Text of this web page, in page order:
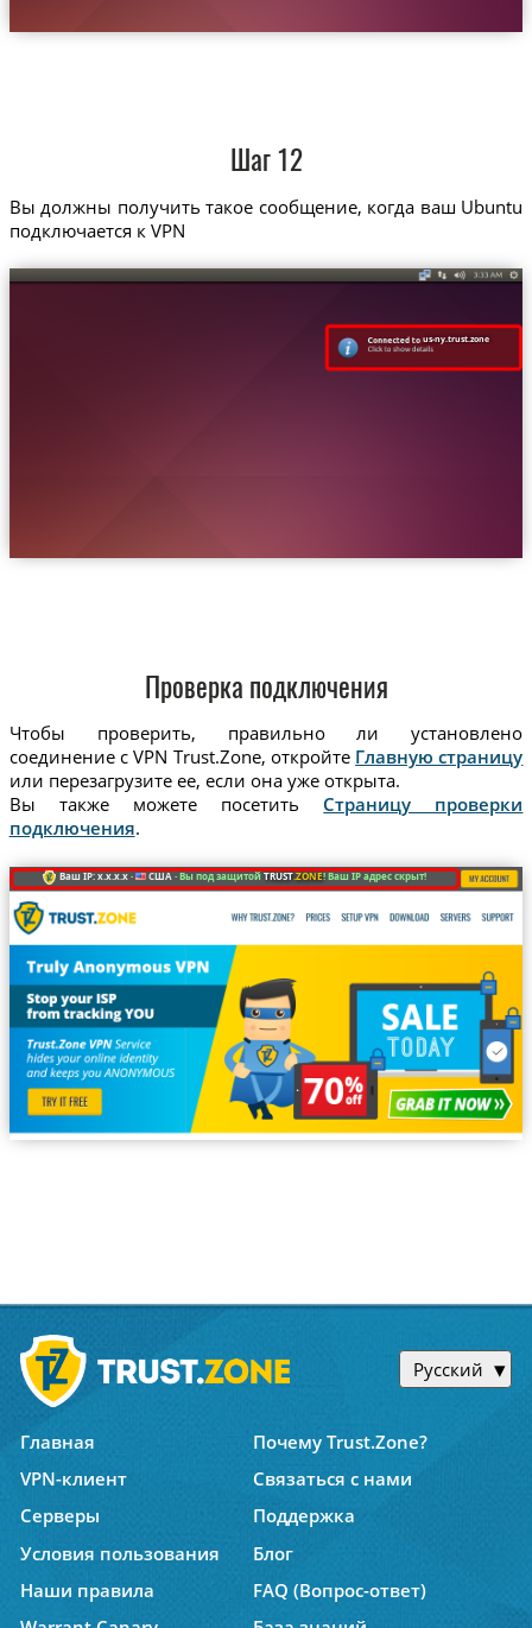
Шаг 12
Вы должны получить такое сообщение, когда ваш Ubuntu
подключается к VPN
us-ny.trust.zone
Проверка подключения
Чтобы проверить, правильно ли установлено
соединение с VPN Trust.Zone, откройте Главную страницу
или перезагрузите ее, если она уже открыта.
Вы также можете посетить Страницу проверки
подключения.
Ваш IP: x.x.x.x · США ·Вы под защитойTRUST.ZONE! Ваш IP адрес скрыт!
Русский
Главная
Почему Trust.Zone?
VPN-клиент
Связаться с нами
Серверы
Поддержка
Условия пользования
Блог
Наши правила
FAQ (Вопрос-ответ)